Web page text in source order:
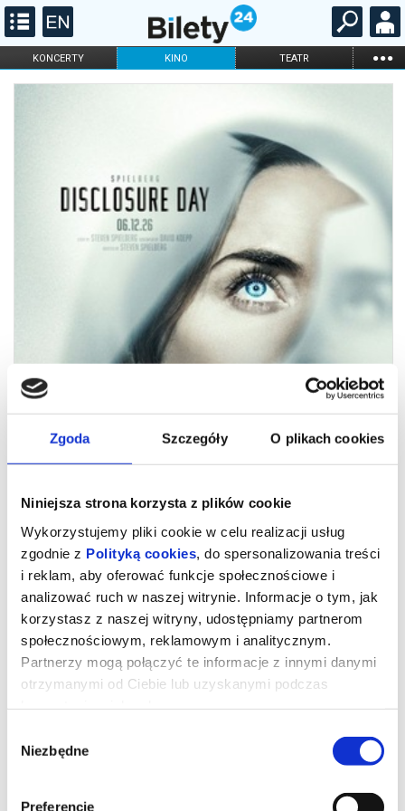
Zgoda Szczegóły O plikach cookies
Niniejsza strona korzysta z plików cookie
Wykorzystujemy pliki cookie w celu realizacji usług
zgodnie z Polityką cookies , do spersonalizowania treści
i reklam, aby oferować funkcje społecznościowe i
analizować ruch w naszej witrynie. Informacje o tym, jak
korzystasz z naszej witryny, udostępniamy partnerom
społecznościowym, reklamowym i analitycznym.
Partnerzy mogą połączyć te informacje z innymi danymi
otrzymanymi od Ciebie lub uzyskanymi podczas
zgody
Niezbędne
Preferencje
KONCERTY KINO TEATR ...
FILHARMONIA OPERA I BALET
Dzień objawienia
czas: 145’
Prezenterka pogody (Emily Blunt) wywołuje panikę i uruchamia